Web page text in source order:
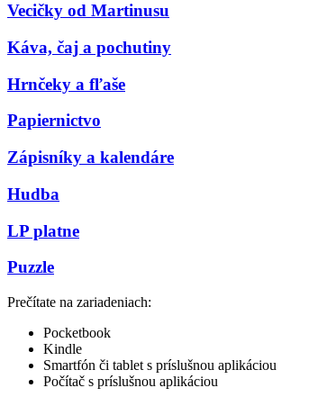
Vecičky od Martinusu
Káva, čaj a pochutiny
Hrnčeky a fľaše
Papiernictvo
Zápisníky a kalendáre
Hudba
LP platne
Puzzle
Prečítate na zariadeniach:
Pocketbook
Kindle
Smartfón či tablet s príslušnou aplikáciou
Počítač s príslušnou aplikáciou